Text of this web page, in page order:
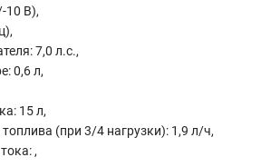
10 В),
7,0 л.с.,
0,6 л,
15 л,
(при 3/4 нагрузки): 1,9 л/ч,
,